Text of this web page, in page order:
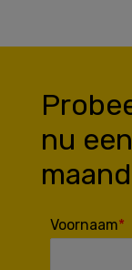
nu
Voornaam